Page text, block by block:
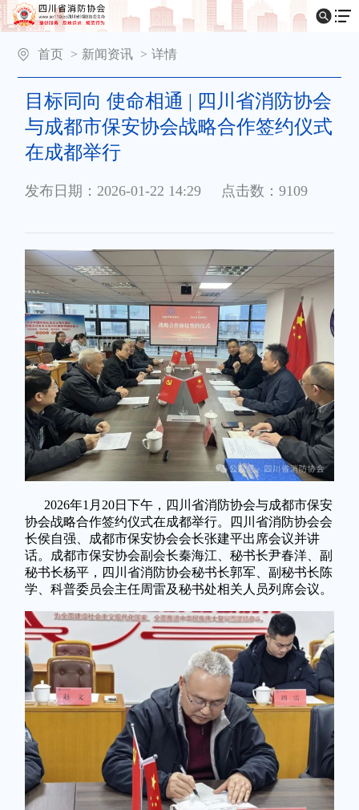
首页 > 新闻资讯 > 详情
目标同向 使命相通 | 四川省消防协会
与成都市保安协会战略合作签约仪式
在成都举行
发布日期：2026-01-22 14:29 点击数：9109
2026年1月20日下午，四川省消防协会与成都市保安
协会战略合作签约仪式在成都举行。四川省消防协会会
长侯自强、成都市保安协会会长张建平出席会议并讲
话。成都市保安协会副会长秦海江、秘书长尹春洋、副
秘书长杨平，四川省消防协会秘书长郭军、副秘书长陈
学、科普委员会主任周雷及秘书处相关人员列席会议。